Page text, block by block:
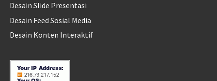
Desain Slide Presentasi
Desain Feed Sosial Media
Desain Konten Interaktif